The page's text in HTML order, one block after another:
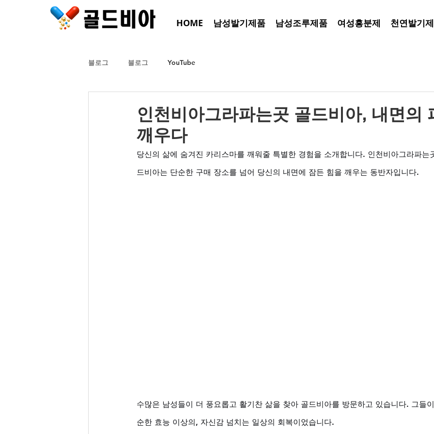
HOME 남성발기제품 남성조루제품 여성흥분제 천연발기제
블로그 블로그 YouTube
인천비아그라파는곳 골드비아, 내면의
깨우다
당신의 삶에 숨겨진 카리스마를 깨워줄 특별한 경험을 소개합니다. 인천비아그라파는
드비아는 단순한 구매 장소를 넘어 당신의 내면에 잠든 힘을 깨우는 동반자입니다.
수많은 남성들이 더 풍요롭고 활기찬 삶을 찾아 골드비아를 방문하고 있습니다. 그들
순한 효능 이상의, 자신감 넘치는 일상의 회복이었습니다.